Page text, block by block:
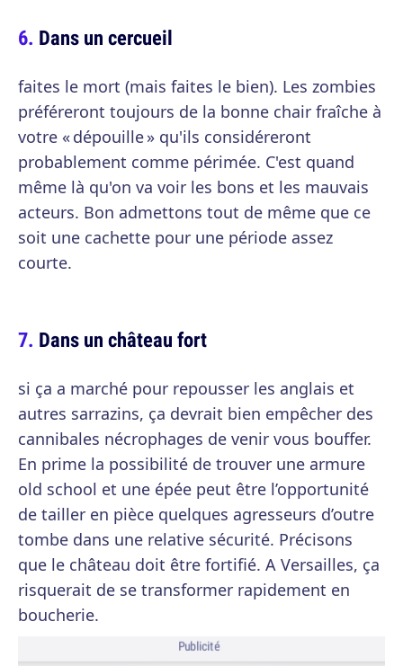
Dans un cercueil
faites le mort (mais faites le bien). Les zombies
préféreront toujours de la bonne chair fraîche à
votre « dépouille » qu'ils considéreront
probablement comme périmée. C'est quand
même là qu'on va voir les bons et les mauvais
acteurs. Bon admettons tout de même que ce
soit une cachette pour une période assez
courte.
Dans un château fort
si ça a marché pour repousser les anglais et
autres sarrazins, ça devrait bien empêcher des
cannibales nécrophages de venir vous bouffer.
En prime la possibilité de trouver une armure
old school et une épée peut être l’opportunité
de tailler en pièce quelques agresseurs d’outre
tombe dans une relative sécurité. Précisons
que le château doit être fortifié. A Versailles, ça
risquerait de se transformer rapidement en
boucherie.
Publicité